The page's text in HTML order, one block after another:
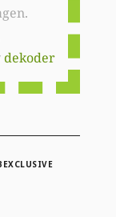
dekoder